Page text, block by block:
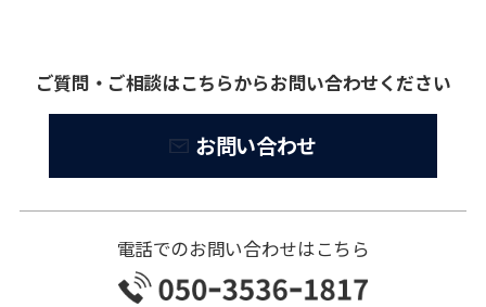
ご質問・ご相談はこちらからお問い合わせください
お問い合わせ
電話でのお問い合わせはこちら